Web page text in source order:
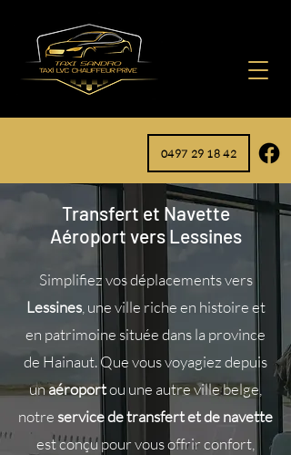
0497 29 18 42
Transfert et Navette
Aéroport vers Lessines
Simplifiez vos déplacements vers
Lessines, une ville riche en histoire et
en patrimoine située dans la province
de Hainaut. Que vous voyagiez depuis
unaéroportou une autre ville belge,
notre service de transfert et de navette
est conçu pour vous offrir confort,